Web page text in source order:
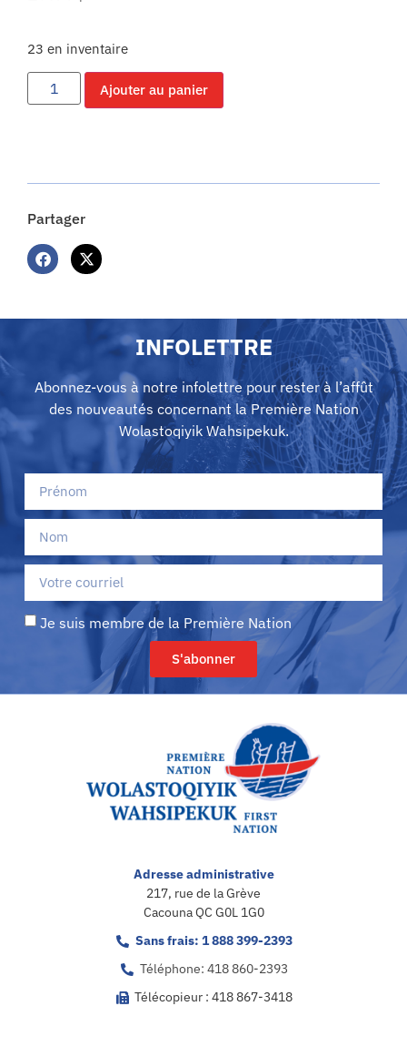
23 en inventaire
Ajouter au panier
Partager
INFOLETTRE
Abonnez-vous à notre infolettre pour rester à l’affût
des nouveautés concernant la Première Nation
Wolastoqiyik Wahsipekuk.
Je suis membre de la Première Nation
S'abonner
Adresse administrative
217, rue de la Grève
Cacouna QC G0L 1G0
Sans frais: 1 888 399-2393
Téléphone: 418 860-2393
Télécopieur : 418 867-3418